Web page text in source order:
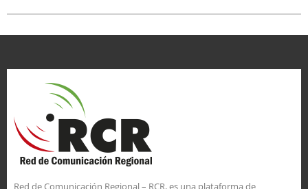
Red de Comunicación Regional – RCR, es una plataforma de